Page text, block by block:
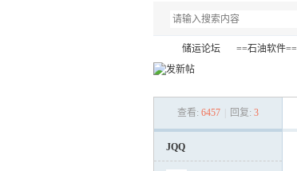
储运论坛 ==石油软件==
查看: 6457 回复: 3
JQQ